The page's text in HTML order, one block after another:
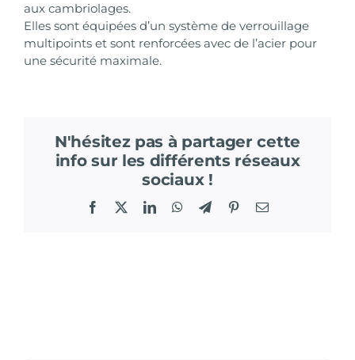
aux cambriolages.
Elles sont équipées d’un système de verrouillage
multipoints et sont renforcées avec de l’acier pour
une sécurité maximale.
N'hésitez pas à partager cette
info sur les différents réseaux
sociaux !
Facebook LinkedInWhatsApp
TelegramPinterestEmail